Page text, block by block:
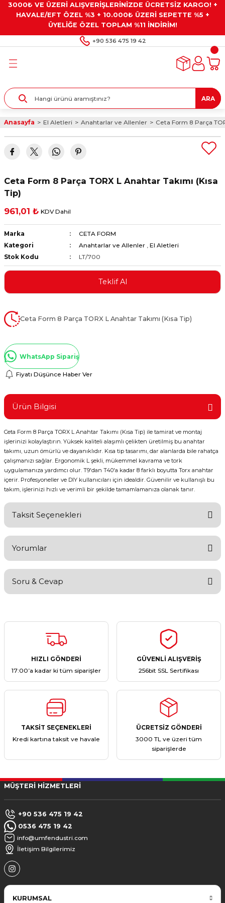
3000₺ VE ÜZERİ ALIŞVERİŞLERİNİZDE ÜCRETSİZ KARGO! +
HAVALE/EFT ÖZEL %3 + 10.000₺ ÜZERİ SEPETTE %5 +
ÜYELİĞE ÖZEL TOPLAM %11 İNDİRİM!
+90 536 475 19 42
Geri Dön
Kaplamalar
Geri Dön
Geri Dön
Gresler
Geri Dön
Alet Setleri
ve Multimetreler
ve Penseler
Geri Dön
Taşları ve
ARA
Anasayfa El Aletleri Anahtarlar ve Allenler Ceta Form 8 Parça
Ceta Form 8 Parça TORX L Anahtar Takımı (Kısa
Tip)
961,01 ₺ KDV Dahil
Marka
CETA FORM
Kategori
Anahtarlar ve Allenler , El Aletleri
Stok Kodu
LT/700
Teklif Al
Ceta Form 8 Parça TORX L Anahtar Takımı (Kısa Tip)
WhatsApp Sipariş
Fiyatı Düşünce Haber Ver
Ürün Bilgisi
Ceta Form 8 Parça TORX L Anahtar Takımı (Kısa Tip) ile tamirat ve montaj
işlerinizi kolaylaştırın. Yüksek kaliteli alaşımlı çelikten üretilmiş bu anahtar
takımı, uzun ömürlü ve dayanıklıdır. Kısa tip tasarımı, dar alanlarda bile rahatça
çalışmanızı sağlar. Ergonomik L şekli, mükemmel kavrama ve tork
uygulamanıza yardımcı olur. T9'dan T40'a kadar 8 farklı boyutta Torx anahtar
içerir. Profesyoneller ve DIY kullanıcıları için idealdir. Güvenilir ve kullanışlı bu
takım, işlerinizi hızlı ve verimli bir şekilde tamamlamanıza olanak tanır.
Taksit Seçenekleri
Yorumlar
Yorum Yaz
Soru & Cevap
Ürün hakkında henüz soru sorulmamış.
HIZLI GÖNDERİ
17:00’a kadar ki tüm siparişler
GÜVENLİ ALIŞVERİŞ
256bit SSL Sertifikası
TAKSİT SEÇENEKLERİ
Kredi kartına taksit ve havale
ÜCRETSİZ GÖNDERİ
3000 TL ve üzeri tüm
siparişlerde
MÜŞTERİ HİZMETLERİ
+90 536 475 19 42
0536 475 19 42
info@umfendustri.com
İletişim Bilgilerimiz
KURUMSAL